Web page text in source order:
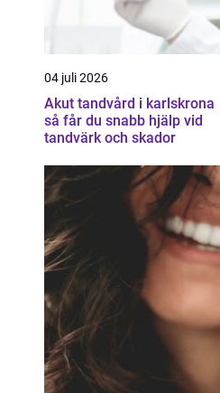
04 juli 2026
Akut tandvård i karlskrona
så får du snabb hjälp vid
tandvärk och skador